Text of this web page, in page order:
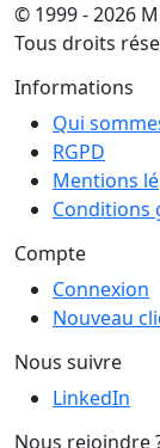
© 1999 - 2026
Tous droits
Informations
Qui
RGPD
Mentions
Conditions
Compte
Connexion
Nouveau
Nous suivre
LinkedIn
Nous rejoindre